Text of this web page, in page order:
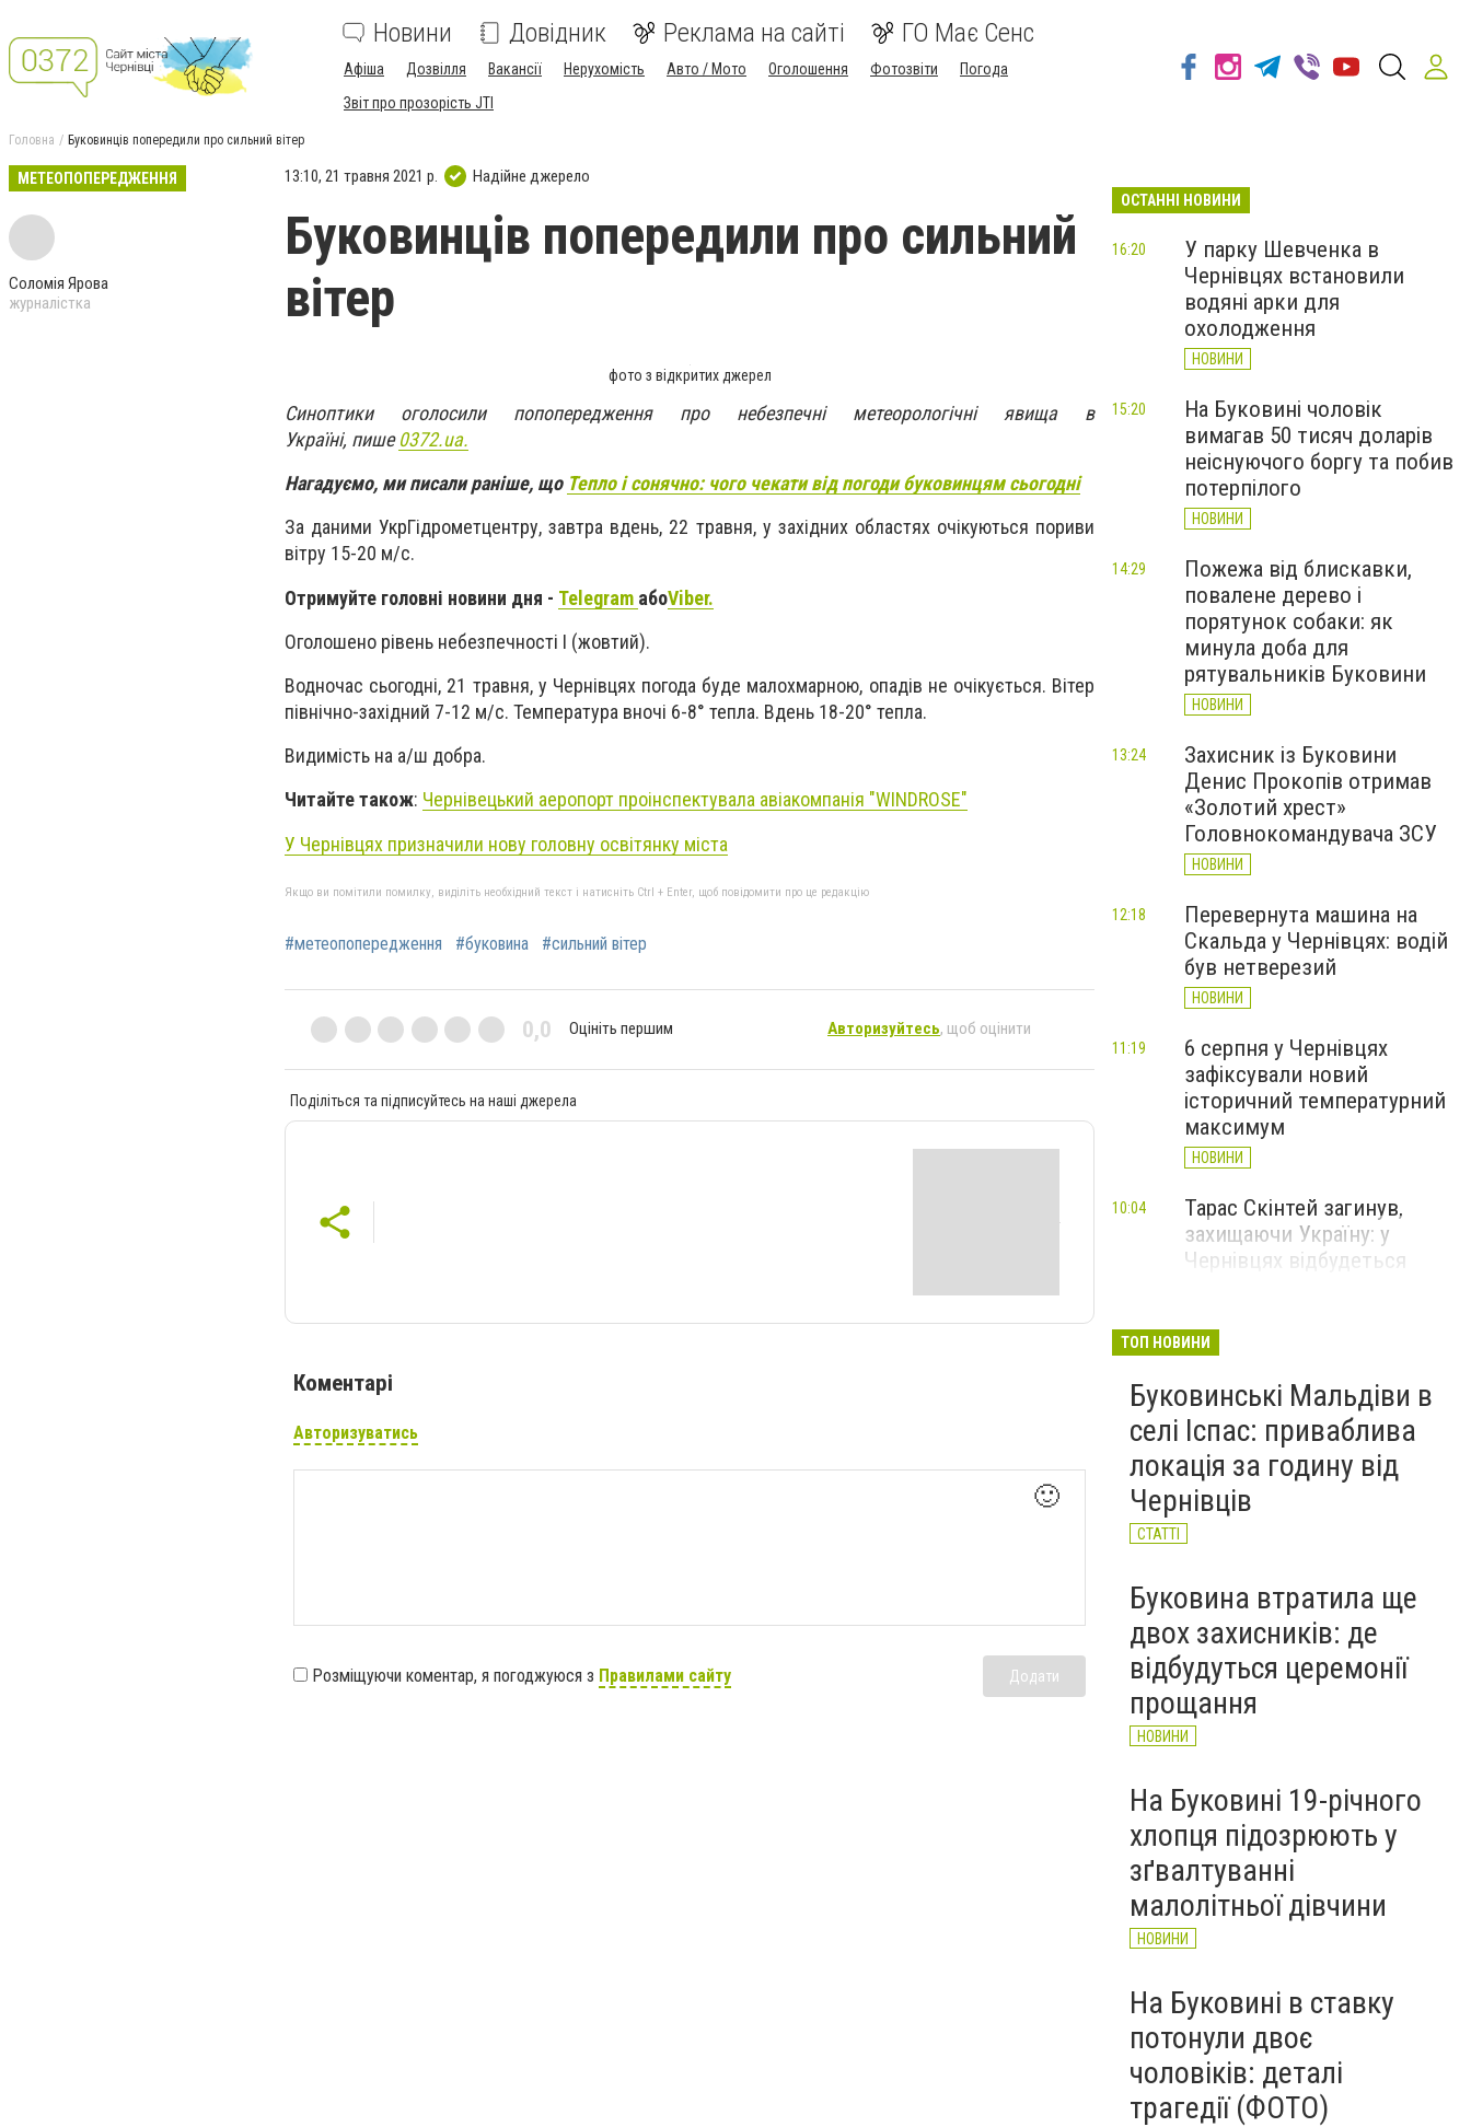
Новини Довідник Реклама на сайті ГО Має Сенс
Афіша Дозвілля Вакансії Нерухомість Авто / Мото Оголошення Фотозвіти
Погода
Звіт про прозорість JTI
Головна Буковинців попередили про сильний вітер
МЕТЕОПОПЕРЕДЖЕННЯ
Соломія Ярова
журналістка
13:10, 21 травня 2021 р. Надійне джерело
Буковинців попередили про сильний
вітер
фото з відкритих джерел
Синоптики оголосили попопередження про небезпечні метеорологічні явища в
Україні, пише0372.ua.
Нагадуємо, ми писали раніше, що Тепло і сонячно: чого чекати від погоди буковинцям сьогодні
За даними УкрГідрометцентру, завтра вдень, 22 травня, у західних областях очікуються пориви
вітру 15-20 м/с.
Отримуйте головні новини дня - Telegram абоViber.
Оголошено рівень небезпечності І (жовтий).
Водночас сьогодні, 21 травня, у Чернівцях погода буде малохмарною, опадів не очікується. Вітер
північно-західний 7-12 м/с. Температура вночі 6-8° тепла. Вдень 18-20° тепла.
Видимість на а/ш добра.
Читайте також: Чернівецький аеропорт проінспектувала авіакомпанія "WINDROSE"
У Чернівцях призначили нову головну освітянку міста
Якщо ви помітили помилку, виділіть необхідний текст і натисніть Ctrl + Enter, щоб повідомити про це редакцію
#метеопопередження #буковина #сильний вітер
0,0 Оцініть першим Авторизуйтесь, щоб оцінити
Поділіться та підписуйтесь на наші джерела
Коментарі
Авторизуватись
🙂
Розміщуючи коментар, я погоджуюся з Правилами сайту Додати
ОСТАННІ НОВИНИ
У парку Шевченка в
Чернівцях встановили
водяні арки для
охолодження
НОВИНИ
16:20
На Буковині чоловік
вимагав 50 тисяч доларів
неіснуючого боргу та побив
потерпілого
НОВИНИ
15:20
Пожежа від блискавки,
повалене дерево і
порятунок собаки: як
минула доба для
рятувальників Буковини
НОВИНИ
14:29
Захисник із Буковини
Денис Прокопів отримав
«Золотий хрест»
Головнокомандувача ЗСУ
НОВИНИ
13:24
Перевернута машина на
Скальда у Чернівцях: водій
був нетверезий
НОВИНИ
12:18
6 серпня у Чернівцях
зафіксували новий
історичний температурний
максимум
НОВИНИ
11:19
Тарас Скінтей загинув,
захищаючи Україну: у
Чернівцях відбудеться
10:04
втечу: на Буковині
затримали організатора
схеми переправлення
чоловіків
НОВИНИ
ТОП НОВИНИ
Буковинські Мальдіви в
селі Іспас: приваблива
локація за годину від
Чернівців
СТАТТІ
Буковина втратила ще
двох захисників: де
відбудуться церемонії
прощання
НОВИНИ
На Буковині 19-річного
хлопця підозрюють у
зґвалтуванні
малолітньої дівчини
НОВИНИ
На Буковині в ставку
потонули двоє
чоловіків: деталі
трагедії (ФОТО)